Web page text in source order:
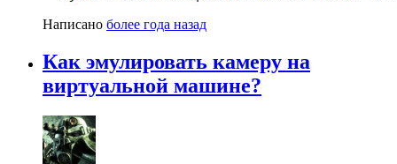
Написано более года назад
Как эмулировать камеру на
виртуальной машине?